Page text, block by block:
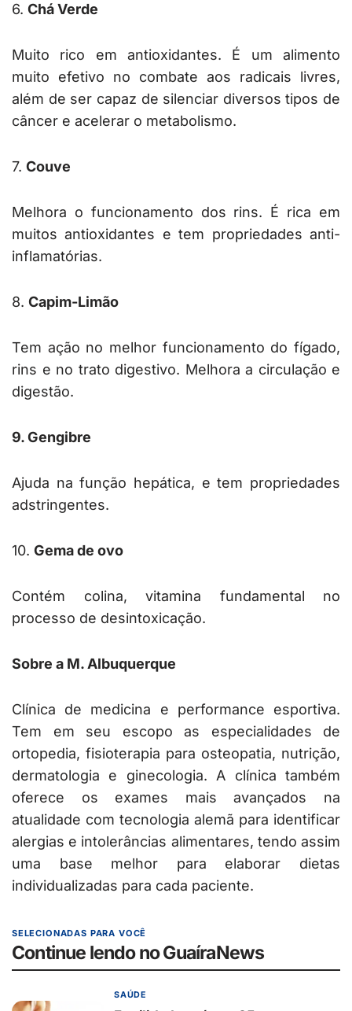
6. Chá Verde
Muito rico em antioxidantes. É um alimento
muito efetivo no combate aos radicais livres,
além de ser capaz de silenciar diversos tipos de
câncer e acelerar o metabolismo.
7. Couve
Melhora o funcionamento dos rins. É rica em
muitos antioxidantes e tem propriedades anti-
inflamatórias.
8. Capim-Limão
Tem ação no melhor funcionamento do fígado,
rins e no trato digestivo. Melhora a circulação e
digestão.
9. Gengibre
Ajuda na função hepática, e tem propriedades
adstringentes.
10. Gema de ovo
Contém colina, vitamina fundamental no
processo de desintoxicação.
Sobre a M. Albuquerque
Clínica de medicina e performance esportiva.
Tem em seu escopo as especialidades de
ortopedia, fisioterapia para osteopatia, nutrição,
dermatologia e ginecologia. A clínica também
oferece os exames mais avançados na
atualidade com tecnologia alemã para identificar
alergias e intolerâncias alimentares, tendo assim
uma base melhor para elaborar dietas
individualizadas para cada paciente.
SELECIONADAS PARA VOCÊ
Continue lendo no GuaíraNews
SAÚDE